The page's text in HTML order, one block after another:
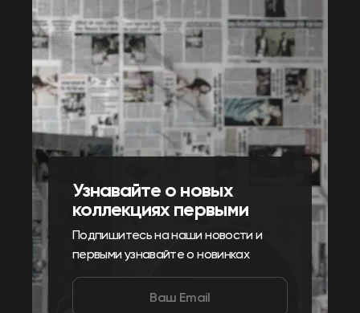
Узнавайте о новых
коллекциях первыми
Подпишитесь на наши новости и
первыми узнавайте о новинках